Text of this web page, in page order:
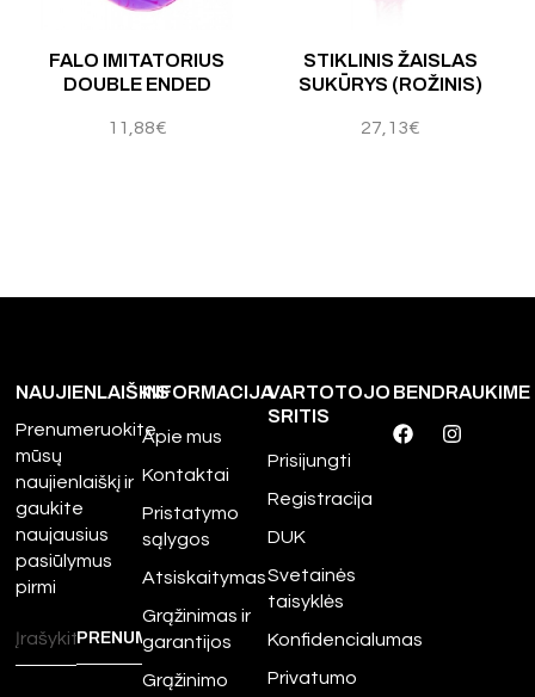
FALO IMITATORIUS
DOUBLE ENDED
11,88€
STIKLINIS ŽAISLAS
SUKŪRYS (ROŽINIS)
27,13€
NAUJIENLAIŠKIS
Prenumeruokite
mūsų
naujienlaiškį ir
gaukite
naujausius
pasiūlymus
pirmi
INFORMACIJA
Apie mus
Kontaktai
Pristatymo
sąlygos
Atsiskaitymas
Grąžinimas ir
garantijos
Grąžinimo
VARTOTOJO
SRITIS
Prisijungti
Registracija
DUK
Svetainės
taisyklės
Konfidencialumas
Privatumo
BENDRAUKIME